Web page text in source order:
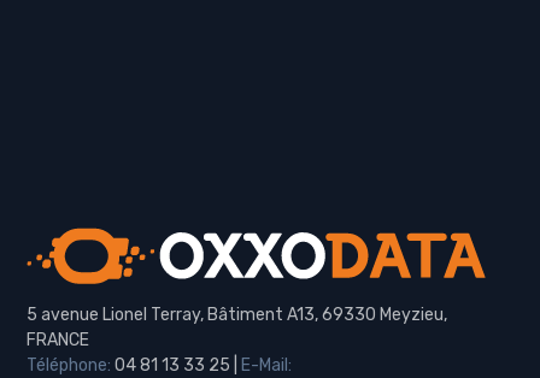
5 avenue Lionel Terray, Bâtiment A13, 69330 Meyzieu,
FRANCE
Téléphone:04 81 13 33 25
E-Mail: